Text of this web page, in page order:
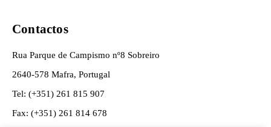
Contactos
Rua Parque de Campismo nº8 Sobreiro
2640-578 Mafra, Portugal
Tel: (+351) 261 815 907
Fax: (+351) 261 814 678